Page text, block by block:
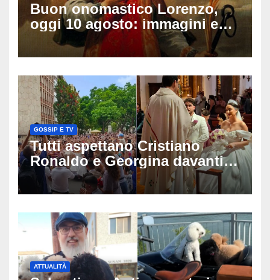
Buon onomastico Lorenzo,
oggi 10 agosto: immagini e
gif di auguri da condividere
sui social
GOSSIP E TV
Tutti aspettano Cristiano
Ronaldo e Georgina davanti
alla cattedrale: ma il
matrimonio era di un’altra
ATTUALITÀ